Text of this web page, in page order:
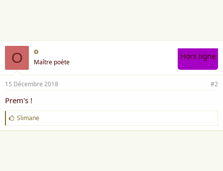
O o
Maître poète
Hors ligne
15 Décembre 2018 #2
Prem's !
J
'
a
Slimane